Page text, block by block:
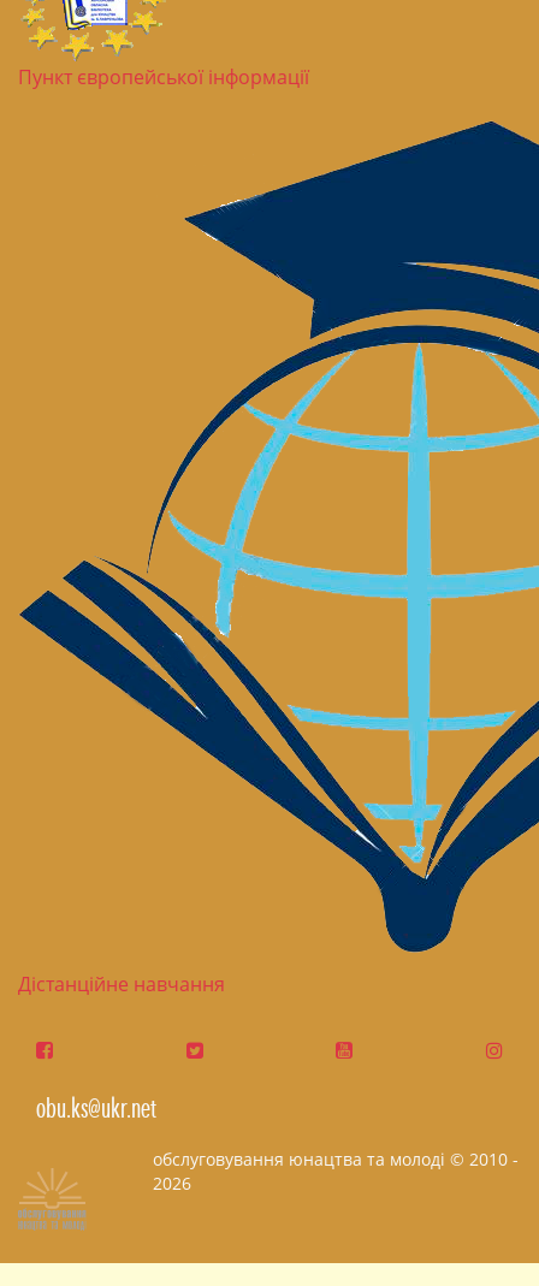
Пункт європейської інформації
Дістанційне навчання
obu.ks@ukr.net
обслуговування юнацтва та молоді © 2010 -
2026